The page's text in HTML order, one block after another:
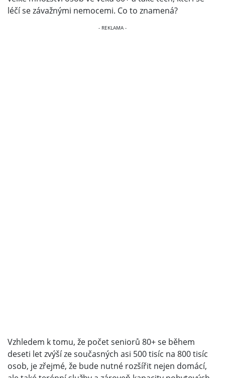
léčí se závažnými nemocemi. Co to znamená?
Vzhledem k tomu, že počet seniorů 80+ se během
deseti let zvýší ze současných asi 500 tisíc na 800 tisíc
osob, je zřejmé, že bude nutné rozšířit nejen domácí,